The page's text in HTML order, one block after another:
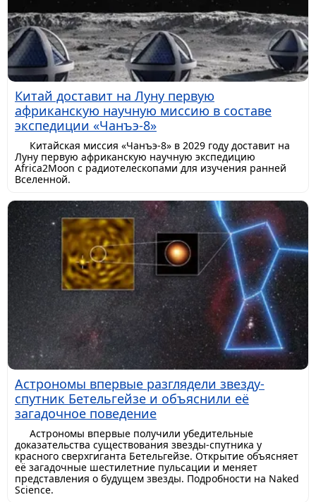
Китай доставит на Луну первую
африканскую научную миссию в составе
экспедиции «Чанъэ-8»
Китайская миссия «Чанъэ-8» в 2029 году доставит на
Луну первую африканскую научную экспедицию
Africa2Moon с радиотелескопами для изучения ранней
Вселенной.
Астрономы впервые разглядели звезду-
спутник Бетельгейзе и объяснили её
загадочное поведение
Астрономы впервые получили убедительные
доказательства существования звезды-спутника у
красного сверхгиганта Бетельгейзе. Открытие объясняет
её загадочные шестилетние пульсации и меняет
представления о будущем звезды. Подробности на Naked
Science.